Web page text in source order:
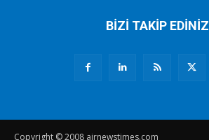
BİZİ TAKİP EDİNİZ
Copyright © 2008 airnewstimes.com